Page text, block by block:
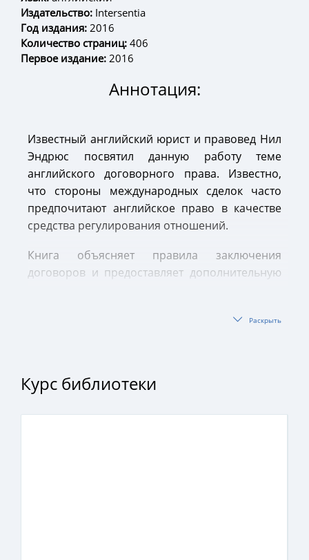
Издательство: Intersentia
Год издания: 2016
Количество страниц: 406
Первое издание: 2016
Аннотация:
Известный английский юрист и правовед Нил
Эндрюс посвятил данную работу теме
английского договорного права. Известно,
что стороны международных сделок часто
предпочитают английское право в качестве
средства регулирования отношений.
Книга объясняет правила заключения
договоров и предоставляет дополнительную
читателей, юристам, судьям, представителям
гражданам разных стран, в которых
применяются и не применяются принципы
Раскрыть
Курс библиотеки